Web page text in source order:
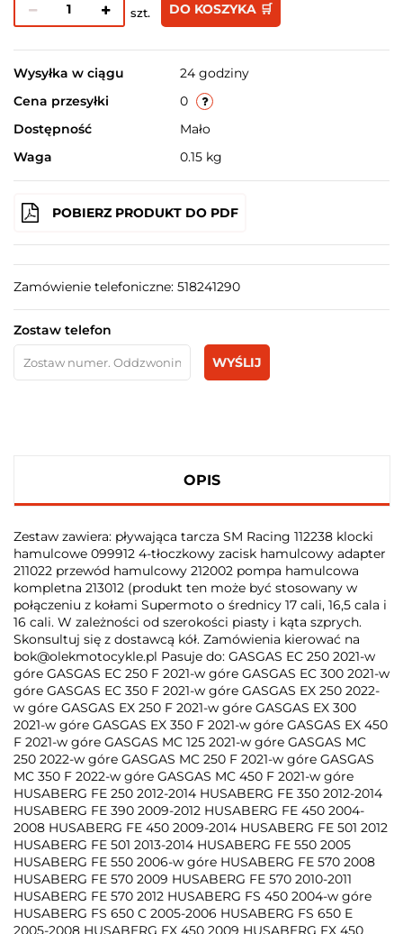
szt. DO KOSZYKA 🛒
Wysyłka w ciągu
24 godziny
Cena przesyłki
0
Dostępność
Mało
Waga
0.15 kg
POBIERZ PRODUKT DO PDF
Zamówienie telefoniczne: 518241290
Zostaw telefon
WYŚLIJ
OPIS
Zestaw zawiera: pływająca tarcza SM Racing 112238 klocki
hamulcowe 099912 4-tłoczkowy zacisk hamulcowy adapter
211022 przewód hamulcowy 212002 pompa hamulcowa
kompletna 213012 (produkt ten może być stosowany w
połączeniu z kołami Supermoto o średnicy 17 cali, 16,5 cala i
16 cali. W zależności od szerokości piasty i kąta szprych.
Skonsultuj się z dostawcą kół. Zamówienia kierować na
bok@olekmotocykle.pl Pasuje do: GASGAS EC 250 2021-w
góre GASGAS EC 250 F 2021-w góre GASGAS EC 300 2021-w
góre GASGAS EC 350 F 2021-w góre GASGAS EX 250 2022-
w góre GASGAS EX 250 F 2021-w góre GASGAS EX 300
2021-w góre GASGAS EX 350 F 2021-w góre GASGAS EX 450
F 2021-w góre GASGAS MC 125 2021-w góre GASGAS MC
250 2022-w góre GASGAS MC 250 F 2021-w góre GASGAS
MC 350 F 2022-w góre GASGAS MC 450 F 2021-w góre
HUSABERG FE 250 2012-2014 HUSABERG FE 350 2012-2014
HUSABERG FE 390 2009-2012 HUSABERG FE 450 2004-
2008 HUSABERG FE 450 2009-2014 HUSABERG FE 501 2012
HUSABERG FE 501 2013-2014 HUSABERG FE 550 2005
HUSABERG FE 550 2006-w góre HUSABERG FE 570 2008
HUSABERG FE 570 2009 HUSABERG FE 570 2010-2011
HUSABERG FE 570 2012 HUSABERG FS 450 2004-w góre
HUSABERG FS 650 C 2005-2006 HUSABERG FS 650 E
2005-2008 HUSABERG FX 450 2009 HUSABERG FX 450